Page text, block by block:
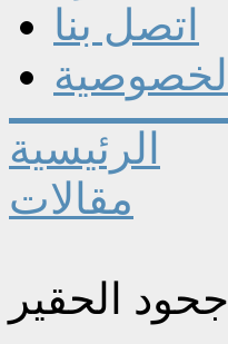
اتصل بنا
الخصوصية
الرئيسية
مقالات
جحود الحقير